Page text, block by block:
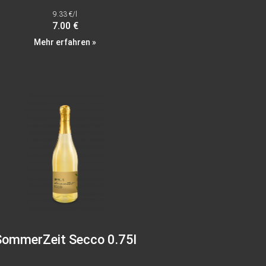
9.33 €/l
7.00 €
Mehr erfahren »
Secco 0.75l